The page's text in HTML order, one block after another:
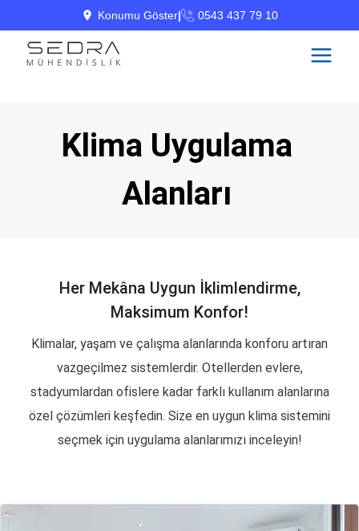
to
content
Konumu Göster| 0543 437 79 10
Klima Uygulama
Alanları
Her Mekâna Uygun İklimlendirme,
Maksimum Konfor!
Klimalar, yaşam ve çalışma alanlarında konforu artıran
vazgeçilmez sistemlerdir. Otellerden evlere,
stadyumlardan ofislere kadar farklı kullanım alanlarına
özel çözümleri keşfedin. Size en uygun klima sistemini
seçmek için uygulama alanlarımızı inceleyin!